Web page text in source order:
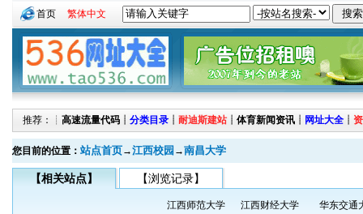
首页 繁体中文
推荐：┊ 高速流量代码 ┊ 分类目录 ┊ 耐迪斯建站 ┊ 体育新闻资讯 ┊ 网址大全 ┊
您目前的位置： 站点首页→江西校园 →南昌大学
【相关站点】 【浏览记录】
江西师范大学 江西财经大学
华东交通